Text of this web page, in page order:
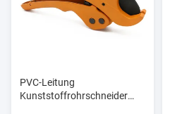
PVC-Leitung
Kunststoffrohrschneider